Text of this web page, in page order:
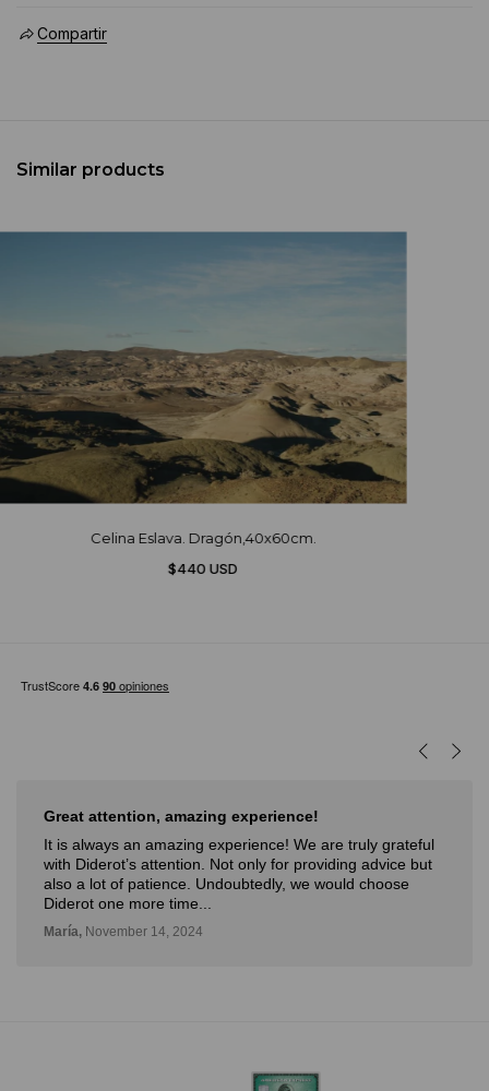
Compartir
Similar products
Celina Eslava. Dragón,40x60cm.
$440 USD
Great attention, amazing experience!
It is always an amazing experience! We are truly grateful
with Diderot’s attention. Not only for providing advice but
also a lot of patience. Undoubtedly, we would choose
Diderot one more time...
María, November 14, 2024